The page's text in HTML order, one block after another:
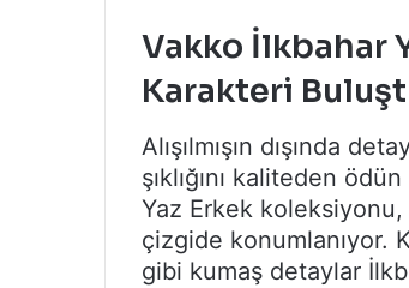
Vakko İlkbahar
Karakteri
Alışılmışın dışında
şıklığını kaliteden
Yaz Erkek
çizgide
gibi kumaş detaylar